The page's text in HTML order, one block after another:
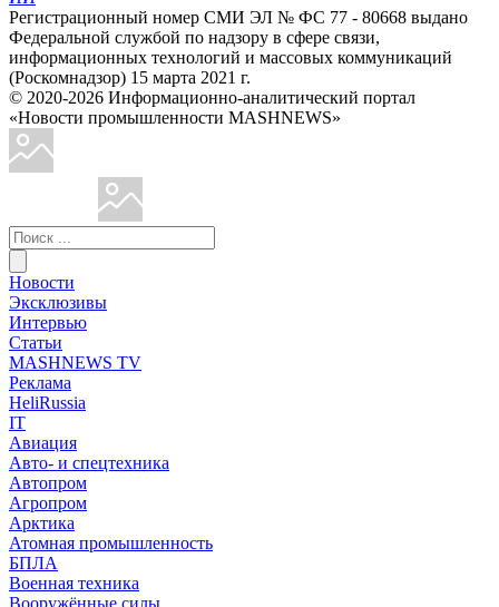
Регистрационный номер СМИ ЭЛ № ФС 77 - 80668 выдано
Федеральной службой по надзору в сфере связи,
информационных технологий и массовых коммуникаций
(Роскомнадзор) 15 марта 2021 г.
© 2020-2026 Информационно-аналитический портал
«Новости промышленности MASHNEWS»
Новости
Эксклюзивы
Интервью
Статьи
MASHNEWS TV
Реклама
HeliRussia
IT
Авиация
Авто- и спецтехника
Автопром
Агропром
Арктика
Атомная промышленность
БПЛА
Военная техника
Вооружённые силы